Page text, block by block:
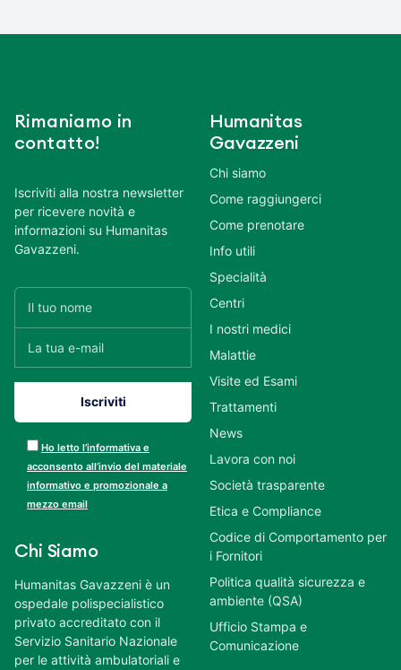
Rimaniamo in
contatto!
Iscriviti alla nostra newsletter
per ricevere novità e
informazioni su Humanitas
Gavazzeni.
Ho letto l’informativa e
acconsento all’invio del materiale
informativo e promozionale a
mezzo email
Chi Siamo
Humanitas Gavazzeni è un
ospedale polispecialistico
privato accreditato con il
Servizio Sanitario Nazionale
per le attività ambulatoriali e
Humanitas
Gavazzeni
Chi siamo
Come raggiungerci
Come prenotare
Info utili
Specialità
Centri
I nostri medici
Malattie
Visite ed Esami
Trattamenti
News
Lavora con noi
Società trasparente
Etica e Compliance
Codice di Comportamento per
i Fornitori
Politica qualità sicurezza e
ambiente (QSA)
Ufficio Stampa e
Comunicazione